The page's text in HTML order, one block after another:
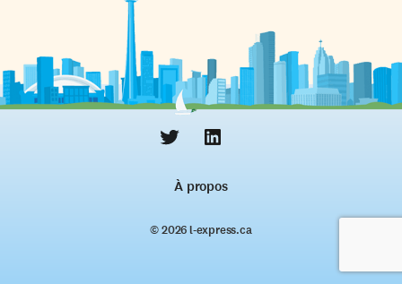
À propos
© 2026 l‑express.ca